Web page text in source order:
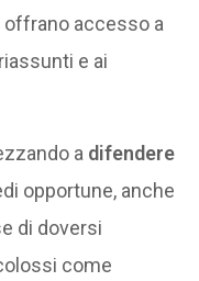
accesso a
e ai
a difendere
opportune, anche
di doversi
come